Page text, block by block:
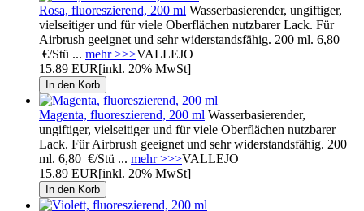
Rosa, fluoreszierend, 200 ml Wasserbasierender, ungiftiger,
vielseitiger und für viele Oberflächen nutzbarer Lack. Für
Airbrush geeignet und sehr widerstandsfähig. 200 ml. 6,80
€/Stü ... mehr >>>VALLEJO
15.89 EUR[inkl. 20% MwSt]
Magenta, fluoreszierend, 200 ml Wasserbasierender,
ungiftiger, vielseitiger und für viele Oberflächen nutzbarer
Lack. Für Airbrush geeignet und sehr widerstandsfähig. 200
ml. 6,80 €/Stü ... mehr >>>VALLEJO
15.89 EUR[inkl. 20% MwSt]